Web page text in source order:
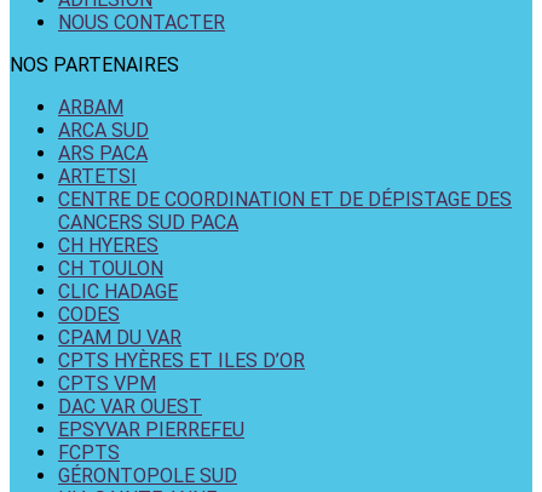
NOUS CONTACTER
NOS PARTENAIRES
ARBAM
ARCA SUD
ARS PACA
ARTETSI
CENTRE DE COORDINATION ET DE DÉPISTAGE DES
CANCERS SUD PACA
CH HYERES
CH TOULON
CLIC HADAGE
CODES
CPAM DU VAR
CPTS HYÈRES ET ILES D’OR
CPTS VPM
DAC VAR OUEST
EPSYVAR PIERREFEU
FCPTS
GÉRONTOPOLE SUD